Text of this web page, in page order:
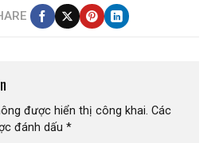
được hiển thị công khai. Các
đánh dấu *